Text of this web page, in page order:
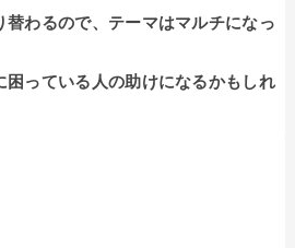
わるので、テーマはマルチになっ
困っている人の助けになるかもしれ